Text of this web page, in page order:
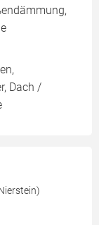
Dach /